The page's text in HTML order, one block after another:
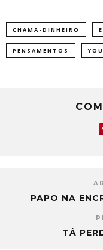
CHAMA-DINHEIRO
PENSAMENTOS
PAPO NA
TÁ